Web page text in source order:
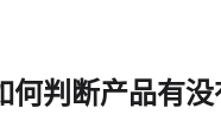
判断产品有没